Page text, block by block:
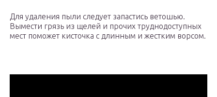
Для удаления пыли следует запастись ветошью.
Вымести грязь из щелей и прочих труднодоступных
мест поможет кисточка с длинным и жестким ворсом.